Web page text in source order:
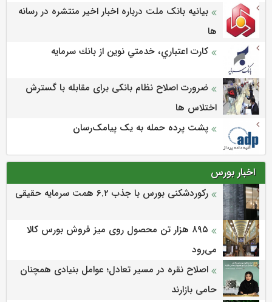
بیانیه بانک ملت درباره اخبار اخیر منتشره در رسانه
ها
كارت اعتباري، خدمتي نوين از بانك سرمايه
ضرورت اصلاح نظام بانکی برای مقابله با گسترش
اختلاس ها
پشت پرده حمله به یک پیامک‌رسان
اخبار بورس
رکوردشکنی بورس با جذب ۶.۲ همت سرمایه حقیقی
۸۹۵ هزار تن محصول روی میز فروش بورس کالا
می‌‌رود
اصلاح نقره در مسیر تعادل؛ عوامل بنیادی همچنان
حامی بازارند